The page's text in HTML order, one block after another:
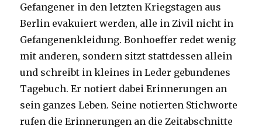
Gefangener in den letzten Kriegstagen aus
Berlin evakuiert werden, alle in Zivil nicht in
Gefangenenkleidung. Bonhoeffer redet wenig
mit anderen, sondern sitzt stattdessen allein
und schreibt in kleines in Leder gebundenes
Tagebuch. Er notiert dabei Erinnerungen an
sein ganzes Leben. Seine notierten Stichworte
rufen die Erinnerungen an die Zeitabschnitte